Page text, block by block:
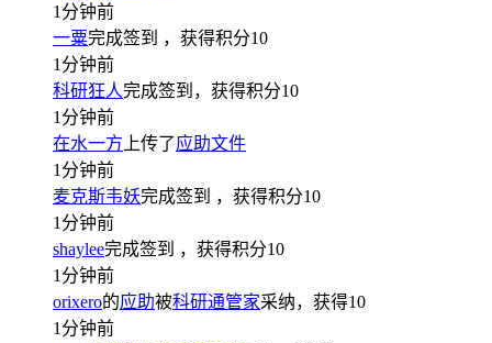
1分钟前
一粟完成签到 ，获得积分10
1分钟前
科研狂人完成签到，获得积分10
1分钟前
在水一方 上传了应助文件
1分钟前
麦克斯韦妖完成签到 ，获得积分10
1分钟前
shaylee完成签到 ，获得积分10
1分钟前
orixero的应助被科研通管家采纳，获得10
1分钟前